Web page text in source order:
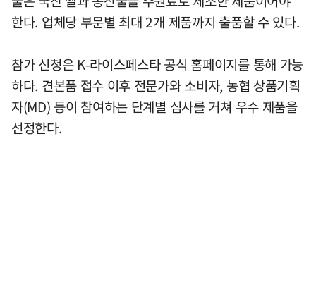
한다. 업체당 부문별 최대 2개 제품까지 출품할 수 있다.
참가 신청은 K-라이스페스타 공식 홈페이지를 통해 가능
하다. 견본품 접수 이후 전문가와 소비자, 농협 상품기획
자(MD) 등이 참여하는 단계별 심사를 거쳐 우수 제품을
선정한다.